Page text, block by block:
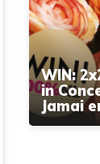
WIN:
in
Jamai